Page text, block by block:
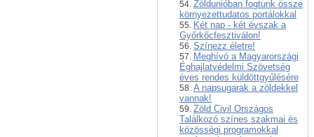
Zöldunióban fogtunk össze
környezettudatos portálokkal
Két nap - két évszak a
Győrkőcfesztiválon!
Színezz életre!
Meghívó a Magyarországi
Éghajlatvédelmi Szövetség
éves rendes küldöttgyűlésére
A napsugarak a zöldekkel
vannak!
Zöld Civil Országos
Találkozó színes szakmai és
közösségi programokkal